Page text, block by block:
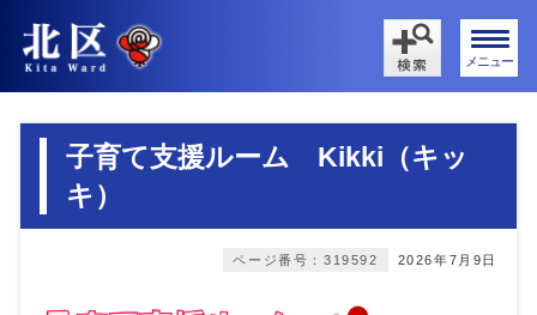
メニュー
子育て支援ルーム Kikki（キッ
キ）
2026年7月9日
ページ番号：319592